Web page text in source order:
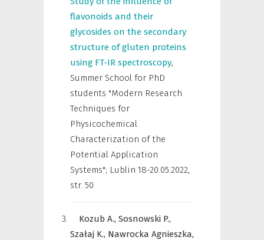
flavonoids and their
glycosides on the secondary
structure of gluten proteins
using FT-IR spectroscopy,
Summer School for PhD
students "Modern Research
Techniques for
Physicochemical
Characterization of the
Potential Application
Systems"; Lublin 18-20.05.2022,
str. 50
Kozub A., Sosnowski P.,
Szałaj K., Nawrocka Agnieszka,